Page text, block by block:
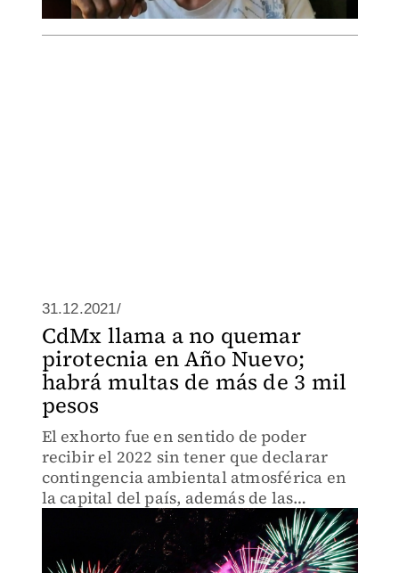
31.12.2021/
CdMx llama a no quemar
pirotecnia en Año Nuevo;
habrá multas de más de 3 mil
pesos
El exhorto fue en sentido de poder
recibir el 2022 sin tener que declarar
contingencia ambiental atmosférica en
la capital del país, además de las
afectaciones a la salud de las personas y
animales de compañía.